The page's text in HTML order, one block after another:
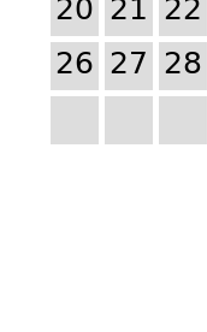
20 21 22
26 27 28